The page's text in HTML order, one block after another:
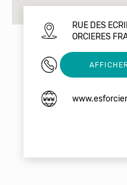
RUE DES
ORCIERES
04 92 55 72 78